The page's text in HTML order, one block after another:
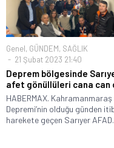
Genel, GÜNDEM, SAĞLIK
21 Şubat 2023 21:40
Deprem bölgesinde
afet gönüllüleri cana can
HABERMAX. Kahramanmaraş
Depremi’nin olduğu günden
harekete geçen Sarıyer